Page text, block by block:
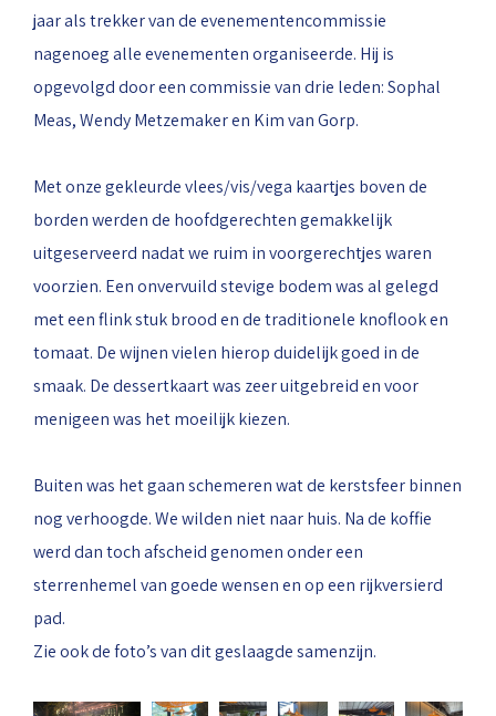
jaar als trekker van de evenementencommissie
nagenoeg alle evenementen organiseerde. Hij is
opgevolgd door een commissie van drie leden: Sophal
Meas, Wendy Metzemaker en Kim van Gorp.
Met onze gekleurde vlees/vis/vega kaartjes boven de
borden werden de hoofdgerechten gemakkelijk
uitgeserveerd nadat we ruim in voorgerechtjes waren
voorzien. Een onvervuild stevige bodem was al gelegd
met een flink stuk brood en de traditionele knoflook en
tomaat. De wijnen vielen hierop duidelijk goed in de
smaak. De dessertkaart was zeer uitgebreid en voor
menigeen was het moeilijk kiezen.
Buiten was het gaan schemeren wat de kerstsfeer binnen
nog verhoogde. We wilden niet naar huis. Na de koffie
werd dan toch afscheid genomen onder een
sterrenhemel van goede wensen en op een rijkversierd
pad.
Zie ook de foto’s van dit geslaagde samenzijn.